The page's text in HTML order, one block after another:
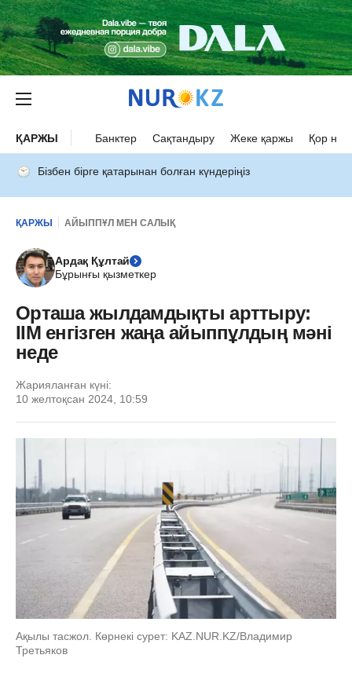
ҚАРЖЫ Банктер Сақтандыру Жеке қаржы Қор
Бізбен бірге қатарынан болған күндеріңіз
ҚАРЖЫ АЙЫППҰЛ МЕН САЛЫҚ
Ардақ Құлтай
Бұрынғы қызметкер
Орташа жылдамдықты арттыру:
ІІМ енгізген жаңа айыппұлдың мәні
неде
Жарияланған күні:
10 желтоқсан 2024, 10:59
Ақылы тасжол. Көрнекі сурет: KAZ.NUR.KZ/Владимир
Третьяков